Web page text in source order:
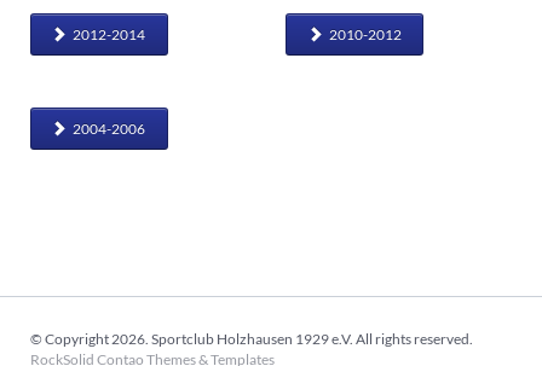
2012-2014 2010-2012
2004-2006
© Copyright 2026. Sportclub Holzhausen 1929 e.V. All rights reserved.
RockSolid Contao Themes & Templates